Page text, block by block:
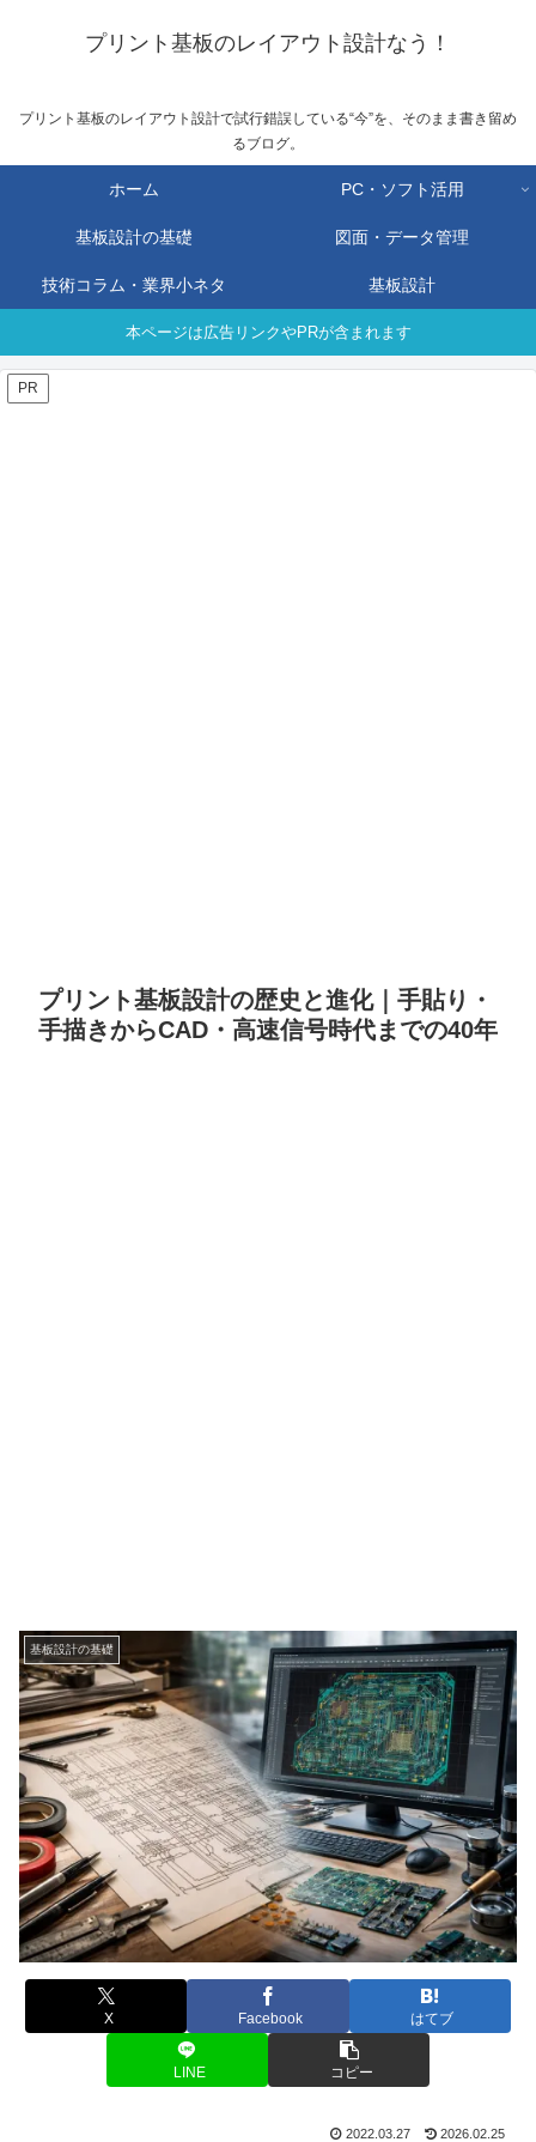
プリント基板のレイアウト設計なう！
プリント基板のレイアウト設計で試行錯誤している“今”を、そのまま書き留め
るブログ。
ホーム PC・ソフト活用
基板設計の基礎 図面・データ管理
技術コラム・業界小ネタ 基板設計
本ページは広告リンクやPRが含まれます
PR
プリント基板設計の歴史と進化｜手貼り・
手描きからCAD・高速信号時代までの40年
基板設計の基礎
X Facebook はてブ
LINE コピー
2022.03.27 2026.02.25